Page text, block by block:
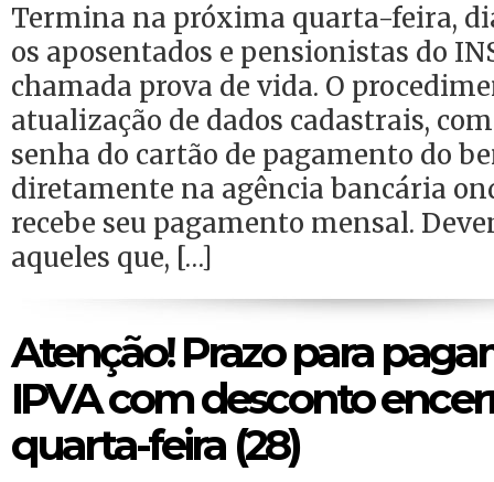
Termina na próxima quarta-feira,
os aposentados e pensionistas do
chamada prova de vida. O
atualização de dados cadastrais,
senha do cartão de pagamento do
diretamente na agência bancária
recebe seu pagamento mensal.
aqueles que, […]
Atenção! Prazo para
IPVA com desconto
quarta-feira (28)